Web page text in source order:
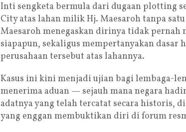
Inti sengketa bermula dari dugaan plotting
City atas lahan milik Hj. Maesaroh tanpa
Maesaroh menegaskan dirinya tidak pernah
siapapun, sekaligus mempertanyakan dasar
perusahaan tersebut atas lahannya.
Kasus ini kini menjadi ujian bagi lembaga-
menerima aduan — sejauh mana negara
adatnya yang telah tercatat secara historis,
yang enggan membuktikan diri di forum